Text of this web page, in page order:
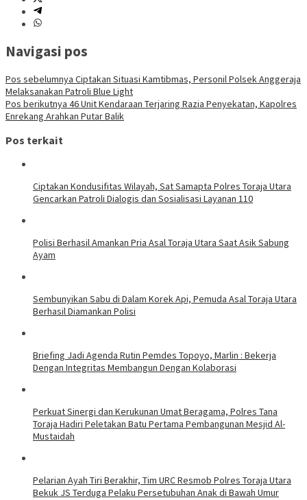
Navigasi pos
Pos sebelumnya Ciptakan Situasi Kamtibmas, Personil Polsek Anggeraja
Melaksanakan Patroli Blue Light
Pos berikutnya 46 Unit Kendaraan Terjaring Razia Penyekatan, Kapolres
Enrekang Arahkan Putar Balik
Pos terkait
Ciptakan Kondusifitas Wilayah, Sat Samapta Polres Toraja Utara
Gencarkan Patroli Dialogis dan Sosialisasi Layanan 110
Polisi Berhasil Amankan Pria Asal Toraja Utara Saat Asik Sabung
Ayam
Sembunyikan Sabu di Dalam Korek Api, Pemuda Asal Toraja Utara
Berhasil Diamankan Polisi
Briefing Jadi Agenda Rutin Pemdes Topoyo, Marlin : Bekerja
Dengan Integritas Membangun Dengan Kolaborasi
Perkuat Sinergi dan Kerukunan Umat Beragama, Polres Tana
Toraja Hadiri Peletakan Batu Pertama Pembangunan Mesjid Al-
Mustaidah
Pelarian Ayah Tiri Berakhir, Tim URC Resmob Polres Toraja Utara
Bekuk JS Terduga Pelaku Persetubuhan Anak di Bawah Umur